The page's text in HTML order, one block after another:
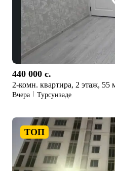
440 000 c.
2-комн. квартира, 2 этаж, 55
Вчера Турсунзаде
ТОП